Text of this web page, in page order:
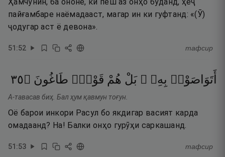
пайғамбаре наёмадааст, магар ин ки гуфтанд: «(Ӯ)
ҷодугар аст ё девона».
51:52 тафсир
أَتَوَاصَوْا۟ بِهِۦ ۚ بَلْ هُمْ قَوْمٌۭ طَاغُونَ ۝٥٣
А-тавасав биҳ. Бал ҳум қавмун тоғун.
Оё барои инкори Расул бо якдигар васият карда
омадаанд? На! Балки онҳо гурӯҳи саркашанд.
51:53 тафсир